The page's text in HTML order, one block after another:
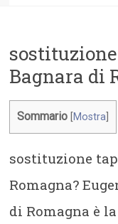
Bagnara di
Sommario Mostra
sostituzione
Romagna?
di Romagna è